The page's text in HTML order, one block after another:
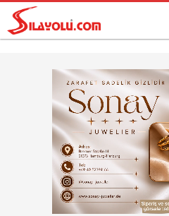
Tespit Edildi.